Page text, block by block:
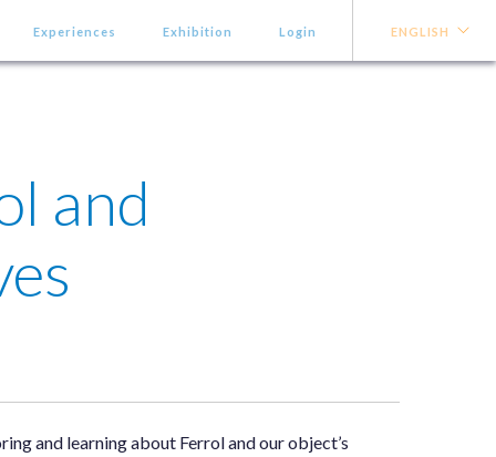
Experiences Exhibition Login ENGLISH
and
and learning about Ferrol and our object’s